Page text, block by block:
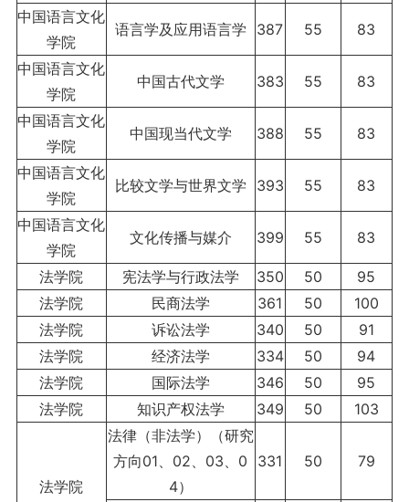
中国语言文化
学院
语言学及应用语言学 387 55 83
中国语言文化
学院
中国古代文学 383 55 83
中国语言文化
学院
中国现当代文学 388 55 83
中国语言文化
学院
比较文学与世界文学 393 55 83
中国语言文化
学院
文化传播与媒介 399 55 83
法学院 宪法学与行政法学 350 50
95
法学院
民商法学 361 50
100
法学院
诉讼法学 340 50
91
法学院
经济法学 334 50
94
法学院
国际法学 346 50
95
法学院
知识产权法学 349 50 103
法学院
法律（非法学）（研究
方向01、02、03、0
4）
331 50 79